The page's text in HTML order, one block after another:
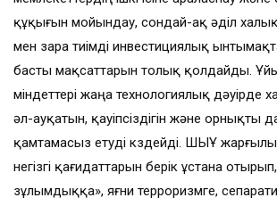
құқығын мойындау, сондай-ақ әділ
мен өзара тиімді инвестициялық
басты мақсаттарын толық қолдайды.
міндеттері жаңа технологиялық
әл-ауқатын, қауіпсіздігін және орнықты
қамтамасыз етуді көздейді. ШЫҰ
негізгі қағидаттарын берік ұстана
зұлымдыққа», яғни терроризмге,